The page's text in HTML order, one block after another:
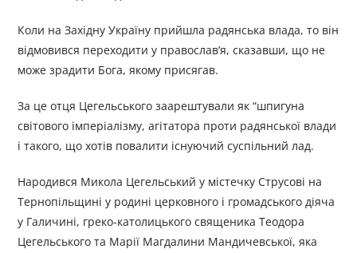
Коли на Західну Україну прийшла радянська влада, то він
відмовився переходити у православ’я, сказавши, що не
може зрадити Бога, якому присягав.
За це отця Цегельського заарештували як “шпигуна
світового імперіалізму, агітатора проти радянської влади
і такого, що хотів повалити існуючий суспільний лад.
Народився Микола Цегельський у містечку Струсові на
Тернопільщині у родині церковного і громадського діяча
у Галичині, греко-католицького священика Теодора
Цегельського та Марії Магдалини Мандичевської, яка